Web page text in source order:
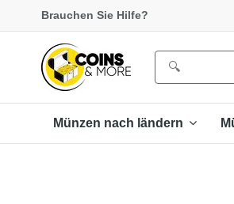
Brauchen Sie Hilfe?
Münzen nach ländern